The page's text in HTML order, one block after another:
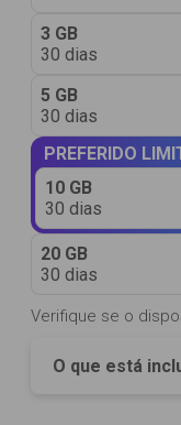
3 GB
30 dias
5 GB
30 dias
PREFERIDO
10 GB
30 dias
20 GB
30 dias
Verifique se o
O que está